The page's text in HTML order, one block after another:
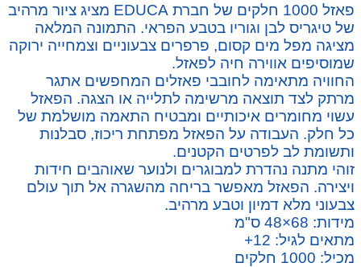
פאזל 1000 חלקים של חברת EDUCA מציג ציור מרהיב
של טיגריס לבן וגוריו בטבע הפראי. התמונה המלאה
מציגה מפל מים קסום, פרפרים צבעוניים וצמחייה ירוקה
שמוסיפים אווירה חיה לפאזל.
החוויה מתאימה לחובבי פאזלים המחפשים אתגר
מרתק לצד תוצאה מרשימה לתלייה או הצגה. הפאזל
עשוי מחומרים איכותיים ומבטיח התאמה מושלמת של
כל חלק. העבודה על הפאזל מפתחת ריכוז, סבלנות
ותשומת לב לפרטים הקטנים.
זוהי מתנה נהדרת למבוגרים ולנוער שאוהבים חידות
ויצירה. הפאזל מאפשר בריחה מהשגרה אל תוך עולם
צבעוני מלא דמיון וטבע מרהיב.
מידות: 68×48 ס"מ
מתאים לגיל: 12+
מכיל: 1000 חלקים